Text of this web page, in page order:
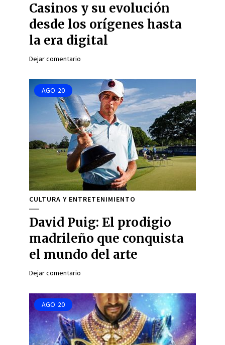
Casinos y su evolución
desde los orígenes hasta
la era digital
Dejar comentario
AGO 20
CULTURA Y ENTRETENIMIENTO
David Puig: El prodigio
madrileño que conquista
el mundo del arte
Dejar comentario
AGO 20